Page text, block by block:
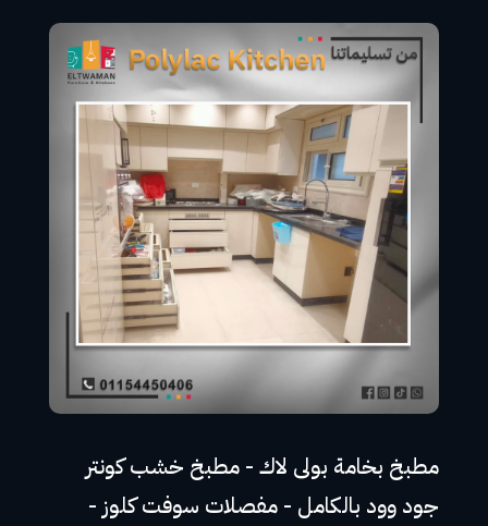
مطبخ بخامة بولى لاك - مطبخ خشب كونتر
جود وود بالكامل - مفصلات سوفت كلوز -